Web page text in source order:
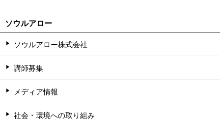
ソウルアロー
ソウルアロー株式会社
講師募集
メディア情報
社会・環境への取り組み